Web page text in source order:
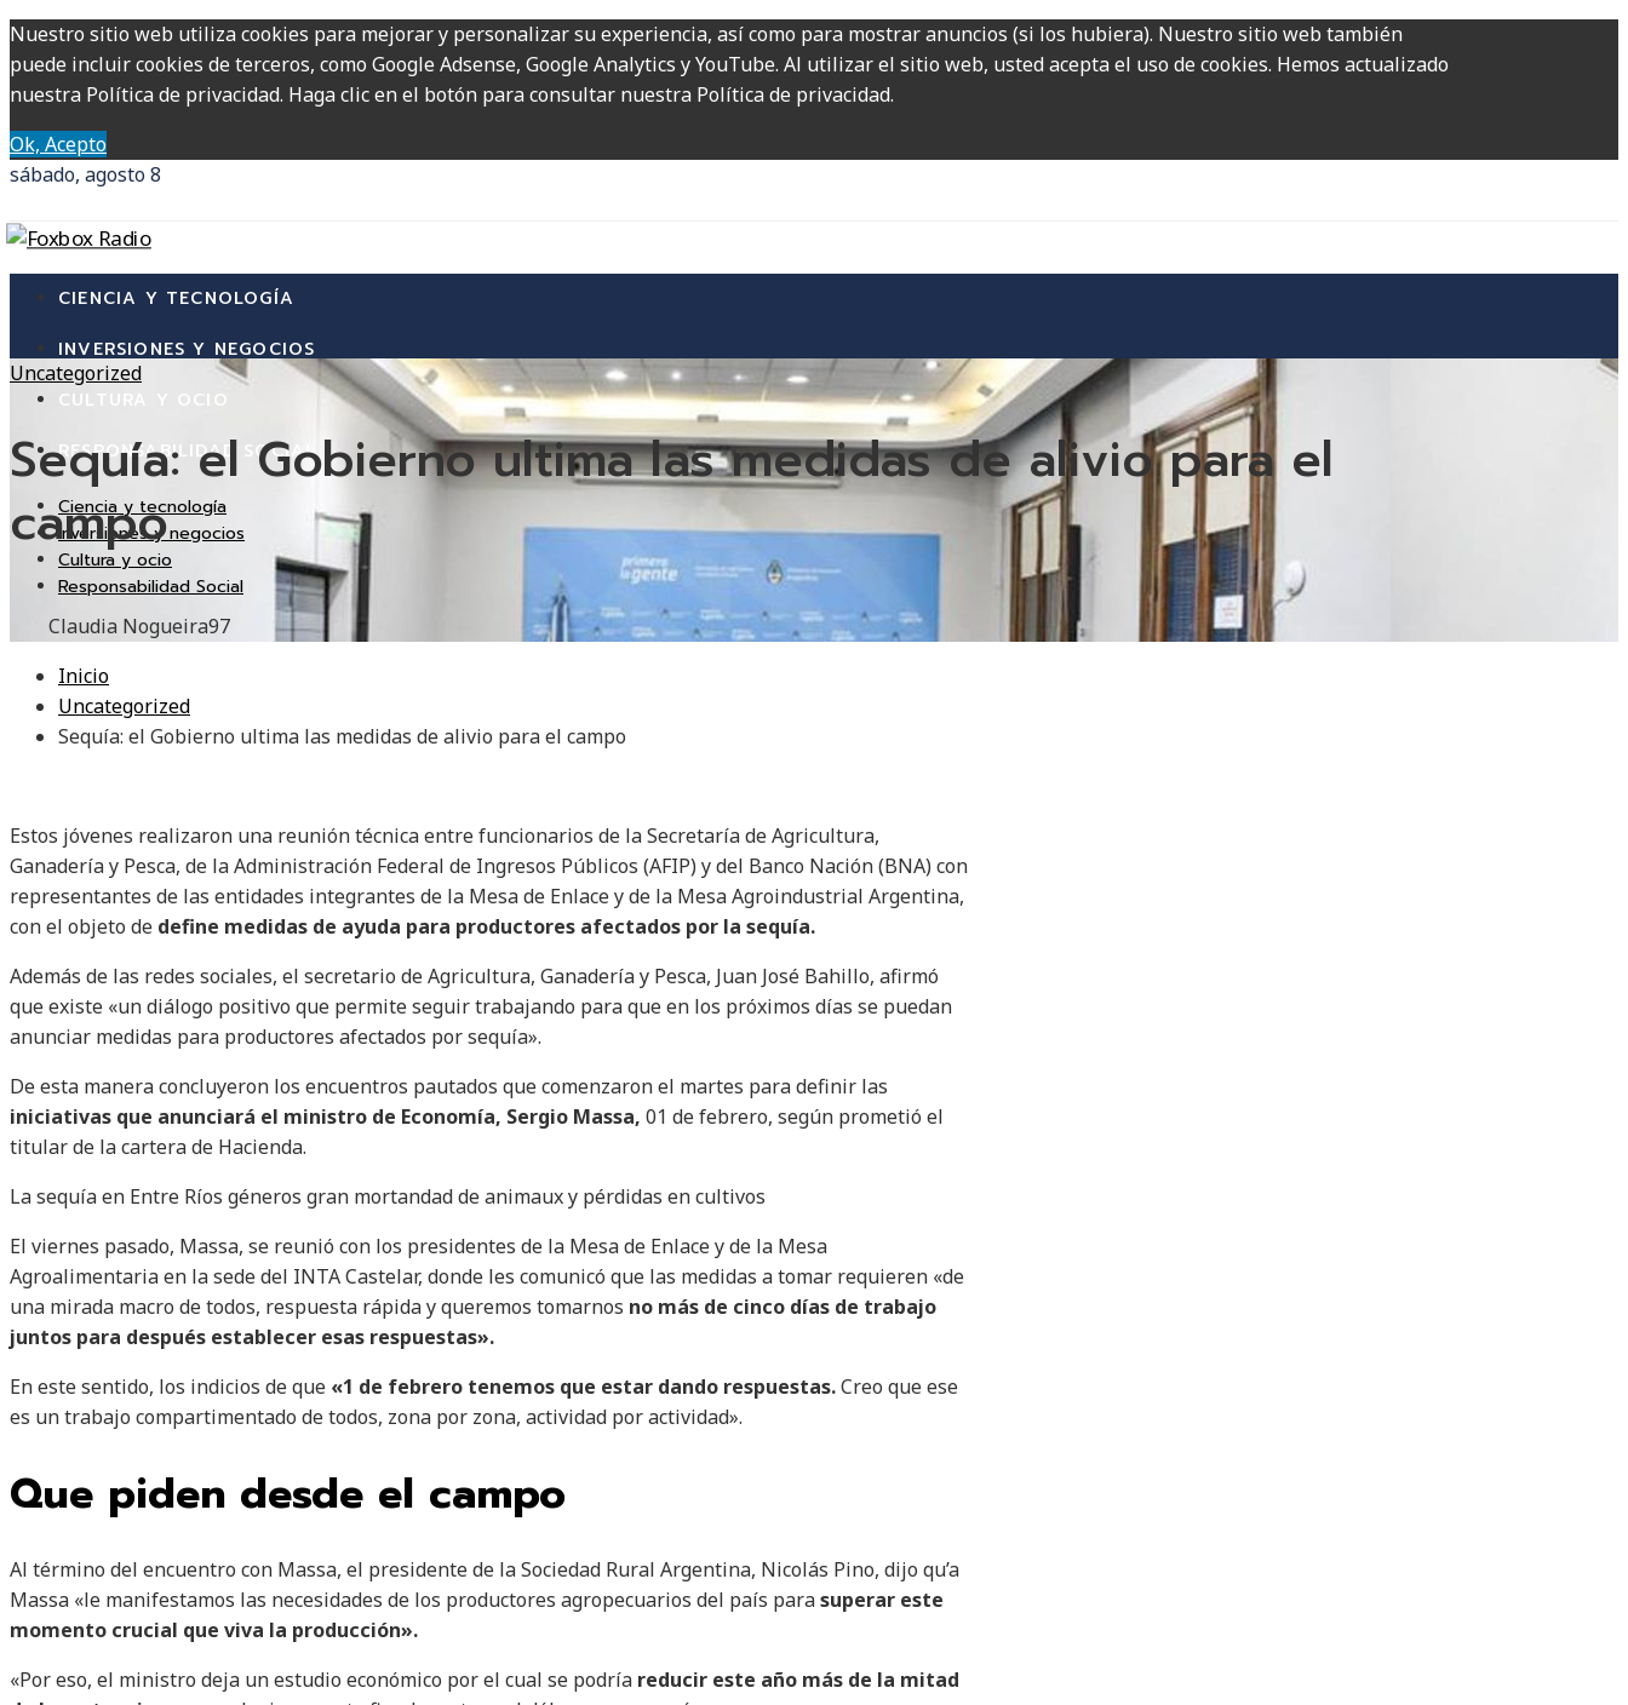
Nuestro sitio web utiliza cookies para mejorar y personalizar su experiencia, así como para mostrar anuncios (si los hubiera). Nuestro sitio web también
puede incluir cookies de terceros, como Google Adsense, Google Analytics y YouTube. Al utilizar el sitio web, usted acepta el uso de cookies. Hemos actualizado
nuestra Política de privacidad. Haga clic en el botón para consultar nuestra Política de privacidad.
Ok, Acepto
sábado, agosto 8
CIENCIA Y TECNOLOGÍA
INVERSIONES Y NEGOCIOS
CULTURA Y OCIO
RESPONSABILIDAD SOCIAL
Ciencia y tecnología
Inversiones y negocios
Cultura y ocio
Responsabilidad Social
Uncategorized
Sequía: el Gobierno ultima las medidas de alivio para el
campo
Claudia Nogueira97
Inicio
Uncategorized
Sequía: el Gobierno ultima las medidas de alivio para el campo
Estos jóvenes realizaron una reunión técnica entre funcionarios de la Secretaría de Agricultura,
Ganadería y Pesca, de la Administración Federal de Ingresos Públicos (AFIP) y del Banco Nación (BNA) con
representantes de las entidades integrantes de la Mesa de Enlace y de la Mesa Agroindustrial Argentina,
con el objeto de define medidas de ayuda para productores afectados por la sequía.
Además de las redes sociales, el secretario de Agricultura, Ganadería y Pesca, Juan José Bahillo, afirmó
que existe «un diálogo positivo que permite seguir trabajando para que en los próximos días se puedan
anunciar medidas para productores afectados por sequía».
De esta manera concluyeron los encuentros pautados que comenzaron el martes para definir las
iniciativas que anunciará el ministro de Economía, Sergio Massa, 01 de febrero, según prometió el
titular de la cartera de Hacienda.
La sequía en Entre Ríos géneros gran mortandad de animaux y pérdidas en cultivos
El viernes pasado, Massa, se reunió con los presidentes de la Mesa de Enlace y de la Mesa
Agroalimentaria en la sede del INTA Castelar, donde les comunicó que las medidas a tomar requieren «de
una mirada macro de todos, respuesta rápida y queremos tomarnos no más de cinco días de trabajo
juntos para después establecer esas respuestas».
En este sentido, los indicios de que «1 de febrero tenemos que estar dando respuestas.Creo que ese
es un trabajo compartimentado de todos, zona por zona, actividad por actividad».
Que piden desde el campo
Al término del encuentro con Massa, el presidente de la Sociedad Rural Argentina, Nicolás Pino, dijo qu’a
Massa «le manifestamos las necesidades de los productores agropecuarios del país parasuperar este
momento crucial que viva la producción».
«Por eso, el ministro deja un estudio económico por el cual se podría reducir este año más de la mitad